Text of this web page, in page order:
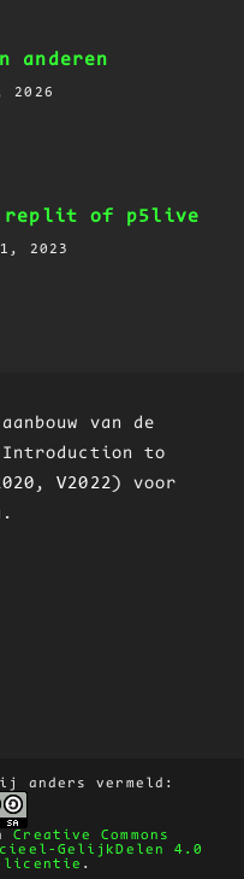
anderen
2026
replit of p5live
2023
van de
Introduction to
,V2022) voor
.
anders vermeld:
Creative Commons
GelijkDelen 4.0
licentie .